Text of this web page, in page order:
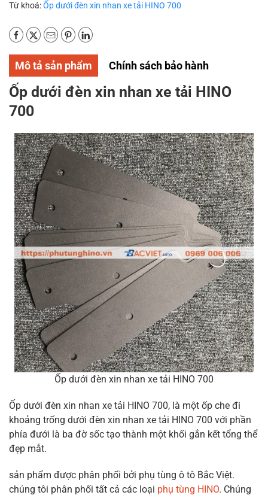
Từ khoá:Ốp dưới đèn xin nhan xe tải HINO 700
Mô tả sản phẩm Chính sách bảo hành
Ốp dưới đèn xin nhan xe tải HINO
700
Ốp dưới đèn xin nhan xe tải HINO 700
Ốp dưới đèn xin nhan xe tải HINO 700, là một ốp che đi
khoảng trống dưới đèn xin nhan xe tải HINO 700 với phần
phía đưới là ba đờ sốc tạo thành một khối gắn kết tổng thể
đẹp mắt.
sản phẩm được phân phối bởi phụ tùng ô tô Bắc Việt.
chúng tôi phân phối tất cả các loại phụ tùng HINO. Chúng